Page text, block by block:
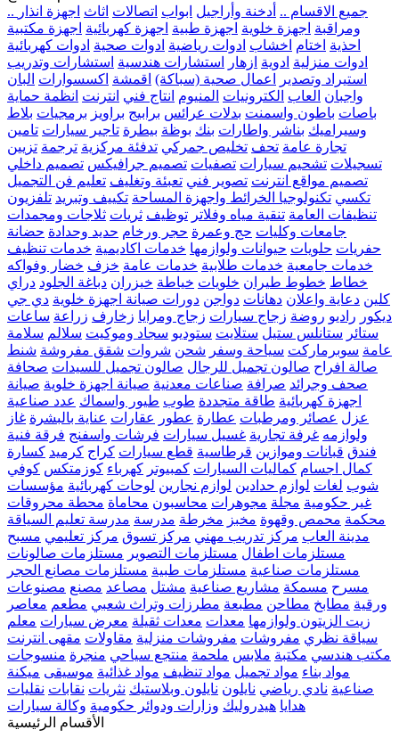
.. جميع الاقسام .. أدخنة وأراجيل ابواب اتصالات اثاث اجهزة انذار
ومراقبة اجهزة خلوية اجهزة طبية اجهزة كهربائية اجهزة مكتبية
احذية اختام اخشاب ادوات رياضية ادوات صحية ادوات كهربائية
ادوات منزلية ادوية ازهار استشارات هندسية استشارات وتدريب
استيراد وتصدير
اعمال صحية (سباكة) اقمشة اكسسوارات البان
واجبان العاب الكترونيات المنيوم انتاج فني انترنت انظمة حماية
باصات باطون واسمنت بدلات عرائس برابيج براويز برمجيات بلاط
وسيراميك بناشر واطارات بنك بوظة بيطرة تاجير سيارات تامين
تجارة عامة تحف تخليص جمركي تدفئة مركزية ترجمة تزيين
تسجيلات تشحيم سيارات تصفيات تصميم جرافيكس تصميم داخلي
تصميم مواقع انترنت تصوير فني تعبئة وتغليف تعليم فن التجميل
تكسي تكنولوجيا الخرائط واجهزة المساحة تكييف وتبريد تلفزيون
تنظيفات العامة تنقية مياه وفلاتر توظيف ثريات ثلاجات ومجمدات
جامعات وكليات حج وعمرة حجر ورخام حديد وحدادة حضانة
حفريات حلويات حيوانات ولوازمها خدمات اكاديمية خدمات تنظيف
خدمات جامعية خدمات طلابية خدمات عامة خزف خضار وفواكه
خطاط خطوط طيران خلويات خياطة خيزران دباغة الجلود دراي
كلين دعاية واعلان دهانات دواجن دورات صيانة اجهزة خلوية دي جي
ديكور راديو روضة زجاج سيارات زجاج ومرايا زخارف زراعة ساعات
ستائر ستانلس ستيل ستلايت ستوديو سجاد وموكيت سلالم سلامة
عامة سوبرماركت سياحة وسفر شحن شروات شقق مفروشة شنط
صالة افراح صالون تجميل للرجال صالون تجميل للسيدات صحافة
صحف وجرائد صرافة صناعات معدنية صيانة اجهزة خلوية صيانة
اجهزة كهربائية طاقة متجددة طوب طيور واسماك عدد صناعية
عزل عصائر ومرطبات عطارة عطور عقارات عناية بالبشرة غاز
ولوازمه غرفة تجارية غسيل سيارات فرشات واسفنج فرقة فنية
فندق قبانات وموازين قرطاسية قطع سيارات كراج كرميد كسارة
كمال اجسام كماليات السيارات كمبيوتر كهرباء كوزمتكس كوفي
شوب لغات لوازم حدادين لوازم نجارين لوحات كهربائية مؤسسات
غير حكومية مجلة مجوهرات محاسبون محاماة محطة محروقات
محكمة محمص وقهوة مخبز مخرطة مدرسة مدرسة تعليم السياقة
مدينة العاب مركز تدريب مهني مركز تسوق مركز تعليمي مسبح
مستلزمات اطفال مستلزمات التصوير مستلزمات صالونات
مستلزمات صناعية مستلزمات طبية مستلزمات مصانع الحجر
مسرح مسمكة مشاريع صناعية مشتل مصاعد مصنع مصنوعات
ورقية مطابخ مطاحن مطبعة مطرزات وتراث شعبي مطعم معاصر
زيت الزيتون ولوازمها معدات معدات ثقيلة معرض سيارات معلم
سياقة نظري مفروشات مفروشات منزلية مقاولات مقهى انترنت
مكتب هندسي مكتبة ملابس ملحمة منتجع سياحي منجرة منسوجات
مواد بناء مواد تجميل مواد تنظيف مواد غذائية موسيقى ميكنة
صناعية نادي رياضي نايلون نايلون وبلاستيك نثريات نقابات نقليات
هدايا هيدروليك وزارات ودوائر حكومية وكالة سيارات
الأقسام الرئيسية